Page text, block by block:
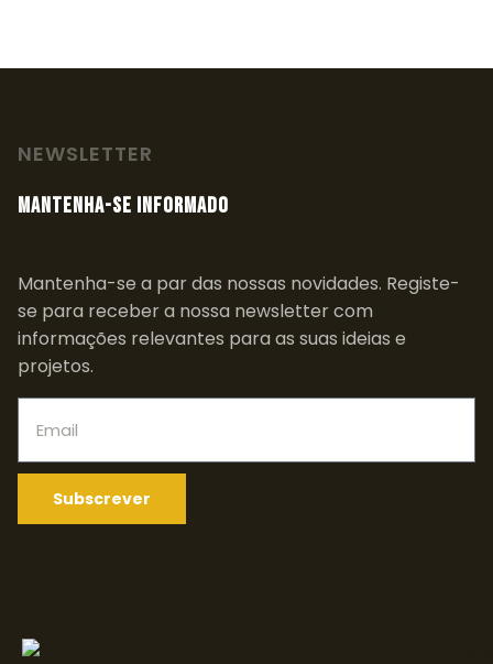
NEWSLETTER
MANTENHA-SE INFORMADO
Mantenha-se a par das nossas novidades. Registe-
se para receber a nossa newsletter com
informações relevantes para as suas ideias e
projetos.
Subscrever